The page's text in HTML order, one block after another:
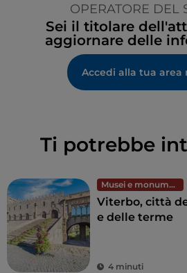
OPERATORE DEL
Sei il titolare
aggiornare delle
Accedi alla tua area
Ti potrebbe
Musei e monumenti
Viterbo, città
e delle terme
4 minuti